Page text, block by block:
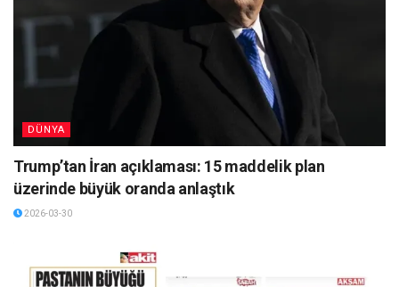
DÜNYA
Trump’tan İran açıklaması: 15 maddelik plan
üzerinde büyük oranda anlaştık
2026-03-30